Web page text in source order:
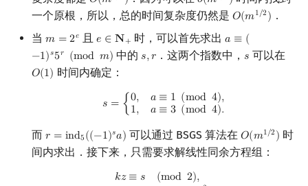
一个原根，所以，总的时间复杂度仍然是 𝑂(𝑚1/2)
O(m1/2) ．
当 𝑚 = 2𝑒
m =2e 且 𝑒 ∈ 𝐍+
e ∈N+ 时，可以首先求出𝑎 ≡ (
−1)𝑠5𝑟 (mod 𝑚)
a ≡(− 1
中的 𝑠,𝑟
s,r ．这两个指数中， 𝑠
s 可以在
𝑂(1)
O(1) 时间内确定：
𝑠 = { 0, 𝑎 ≡ 1 (mod 4),
1, 𝑎 ≡ 3 (mod 4).
≡1(mod4) 1 a≡3(mod4
而 𝑟 = ind5((−1)𝑠𝑎)
r=ind5((−1)sa) 可以通过 BSGS 算法在𝑂(𝑚1/2)
O(m1/2) 时
间内求出．接下来，只需要求解线性同余方程组：
𝑘𝑧 ≡ 𝑠 (mod 2),
s(mod2 ky≡r(mod